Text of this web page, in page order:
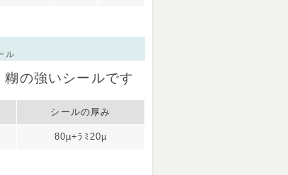
ル
の強いシールです
シールの厚み
80µ+ﾗﾐ20µ